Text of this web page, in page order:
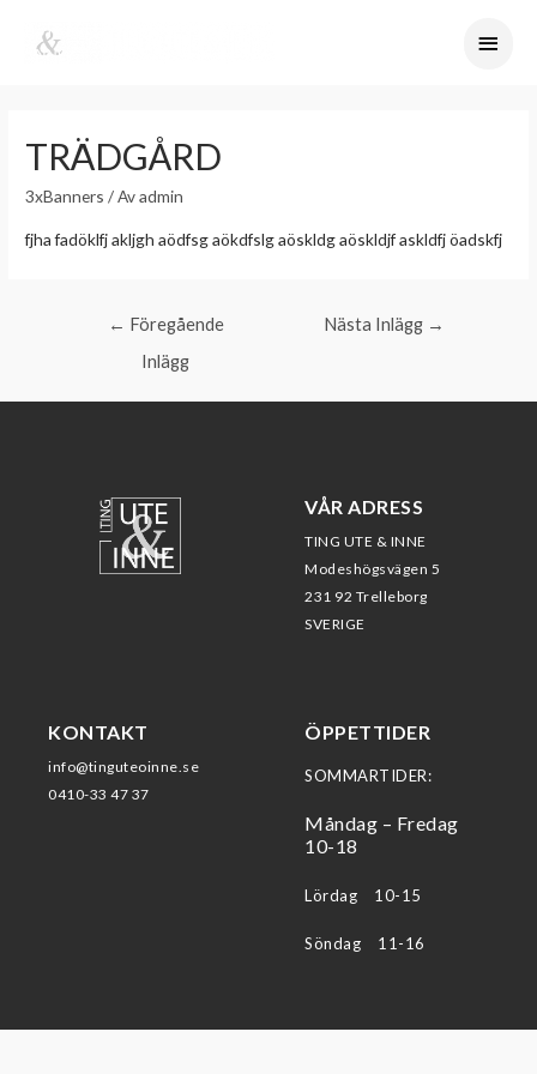
TRÄDGÅRD
3xBanners / Avadmin
fjha fadöklfj akljgh aödfsg aökdfslg aöskldg aöskldjf askldfj öadskfj
← Föregående
Inlägg
Nästa Inlägg →
VÅR ADRESS
TING UTE & INNE
Modeshögsvägen 5
231 92 Trelleborg
SVERIGE
KONTAKT
info@tinguteoinne.se
0410-33 47 37
ÖPPETTIDER
SOMMARTIDER:
Måndag – Fredag
10-18
Lördag 10-15
Söndag 11-16